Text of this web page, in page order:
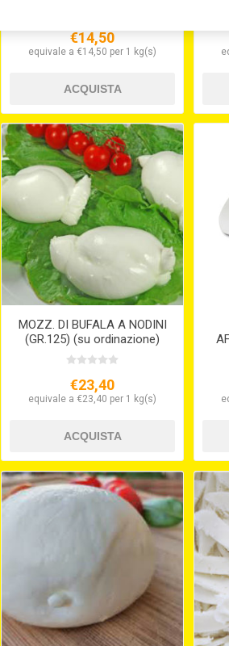
€14,50
equivale a €14,50 per 1 kg(s)
MOZZ. DI BUFALA A NODINI
(GR.125) (su ordinazione)
€23,40
equivale a €23,40 per 1 kg(s)